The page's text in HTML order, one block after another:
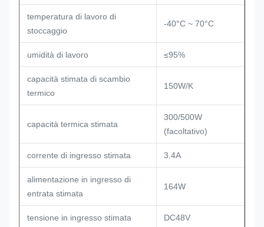
temperatura di lavoro di
stoccaggio
-40°C ~ 70°C
umidità di lavoro ≤95%
capacità stimata di scambio
termico
150W/K
capacità termica stimata
300/500W
(facoltativo)
corrente di ingresso stimata 3.4A
alimentazione in ingresso di
entrata stimata
164W
tensione in ingresso stimata DC48V